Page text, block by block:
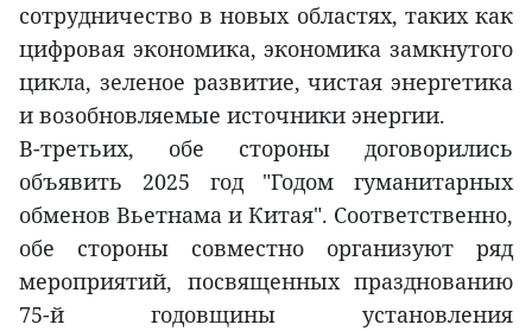
сотрудничество в новых областях, таких как
цифровая экономика, экономика замкнутого
цикла, зеленое развитие, чистая энергетика
и возобновляемые источники энергии.
В-третьих, обе стороны договорились
объявить 2025 год "Годом гуманитарных
обменов Вьетнама и Китая". Соответственно,
обе стороны совместно организуют ряд
мероприятий, посвященных празднованию
75-й годовщины установления